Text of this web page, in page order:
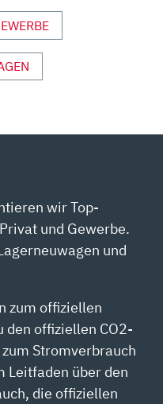
wir Top-
und Gewerbe.
und
zum offiziellen
den offiziellen CO2-
Stromverbrauch
Leitfaden über den
die offiziellen